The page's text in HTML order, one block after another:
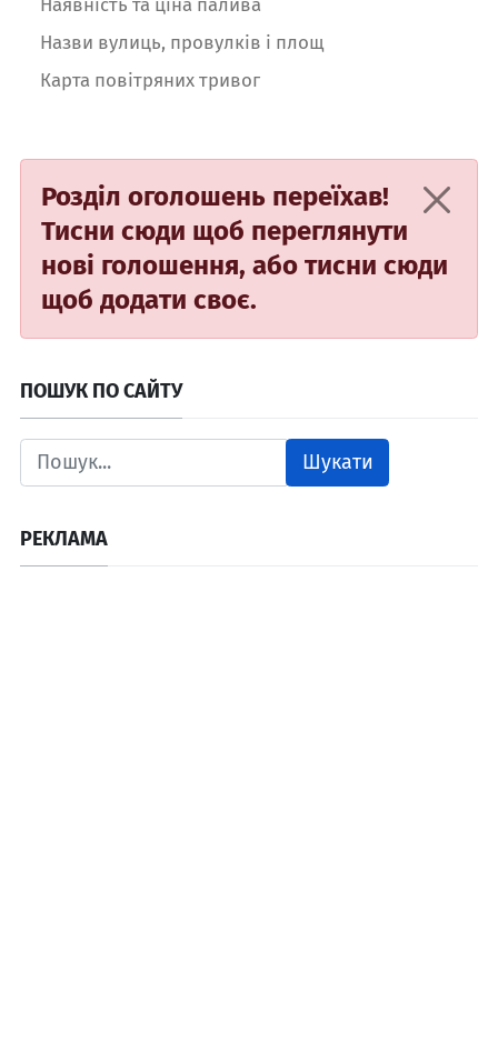
Назви вулиць, провулків і площ
Карта повітряних тривог
Розділ оголошень переїхав!
Тисни сюди щоб переглянути
нові голошення, або тисни сюди
щоб додати своє.
ПОШУК ПО САЙТУ
Шукати
РЕКЛАМА